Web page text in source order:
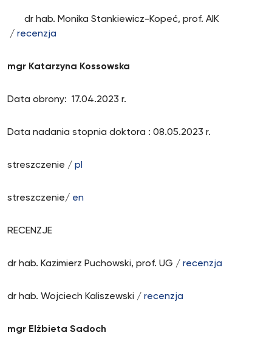
dr hab. Monika Stankiewicz-Kopeć, prof. AIK
/ recenzja
mgr Katarzyna Kossowska
Data obrony: 17.04.2023 r.
Data nadania stopnia doktora : 08.05.2023 r.
streszczenie / pl
streszczenie/ en
RECENZJE
dr hab. Kazimierz Puchowski, prof. UG / recenzja
dr hab. Wojciech Kaliszewski / recenzja
mgr Elżbieta Sadoch